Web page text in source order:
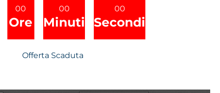
00
Ore
00
Minuti
00
Secondi
Offerta Scaduta